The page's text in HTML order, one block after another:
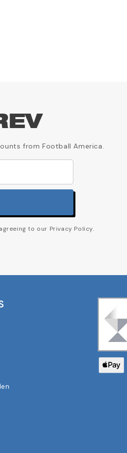
from Football America.
to our Privacy Policy.